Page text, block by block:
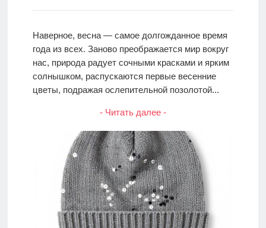
Наверное, весна — самое долгожданное время
года из всех. Заново преображается мир вокруг
нас, природа радует сочными красками и ярким
солнышком, распускаются первые весенние
цветы, подражая ослепительной позолотой...
- Читать далее -